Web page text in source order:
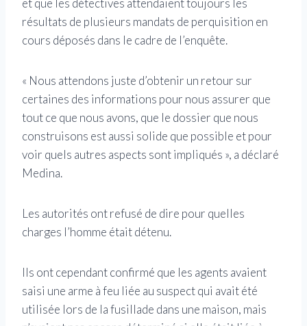
et que les détectives attendaient toujours les
résultats de plusieurs mandats de perquisition en
cours déposés dans le cadre de l’enquête.
« Nous attendons juste d’obtenir un retour sur
certaines des informations pour nous assurer que
tout ce que nous avons, que le dossier que nous
construisons est aussi solide que possible et pour
voir quels autres aspects sont impliqués », a déclaré
Medina.
Les autorités ont refusé de dire pour quelles
charges l’homme était détenu.
Ils ont cependant confirmé que les agents avaient
saisi une arme à feu liée au suspect qui avait été
utilisée lors de la fusillade dans une maison, mais